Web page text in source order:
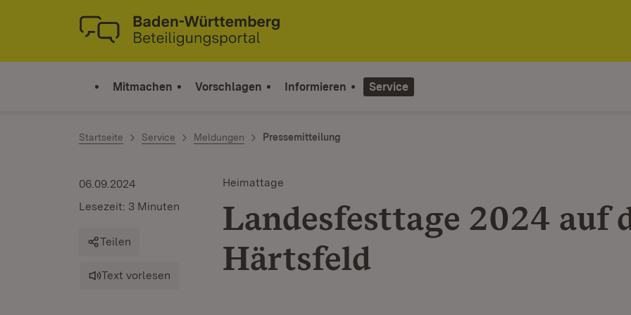
Zum Inhalt springen
Link zur Startseite
Mitmachen Vorschlagen Informieren Service
Startseite Service Meldungen Pressemitteilung
Heimattage
Landesfesttage 2024 auf
Härtsfeld
06.09.2024
Lesezeit: 3 Minuten
Teilen
Text vorlesen